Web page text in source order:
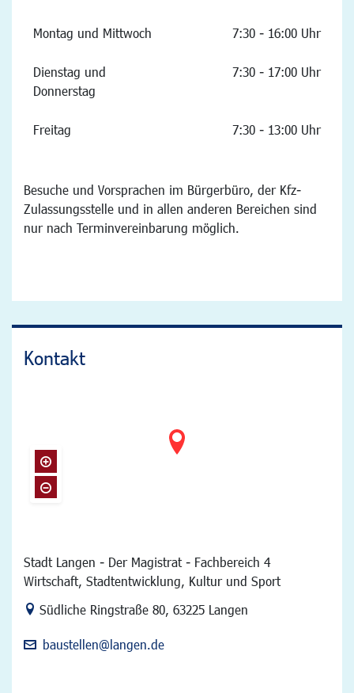
Montag und Mittwoch 7:30 - 16:00 Uhr
Dienstag und
Donnerstag
7:30 - 17:00 Uhr
Freitag 7:30 - 13:00 Uhr
Besuche und Vorsprachen im Bürgerbüro, der Kfz-
Zulassungsstelle und in allen anderen Bereichen sind
nur nach Terminvereinbarung möglich.
Kontakt
Stadt Langen - Der Magistrat - Fachbereich 4
Wirtschaft, Stadtentwicklung, Kultur und Sport
Link zur Google-Maps Navigation
Südliche Ringstraße 80, 63225 Langen
baustellen@langen.de